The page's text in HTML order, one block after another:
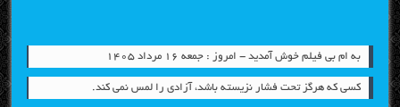
به ام بی فیلم خوش آمدید - امروز : جمعه ۱۶ مرداد ۱۴۰۵
كسي كه هرگز تحت فشار نزيسته باشد، آزادي را لمس نمي كند.